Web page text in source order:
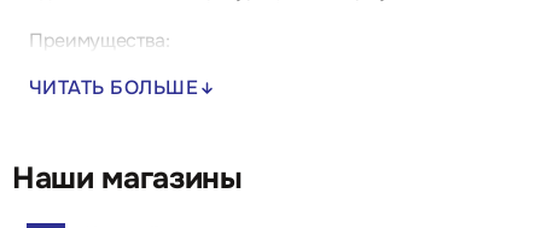
Преимущества:
конструкции.
- Соответствие стандарту EN 60669-1 гарантирует
надежность и безопасность.
ЧИТАТЬ БОЛЬШЕ
Наши магазины